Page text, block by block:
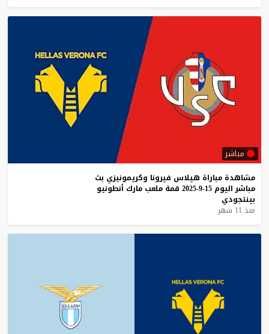
مباشر
مشاهدة مباراة هيلاس فيرونا وكريمونيزي بث
مباشر اليوم 15-9-2025 قمة ملعب مارك أنطونيو
بينتجودي
منذ 11 شهر